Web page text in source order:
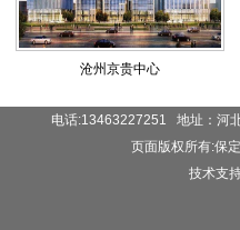
沧州京贵中心
电话:13463227251 地址：河
页面版权所有:保
技术支